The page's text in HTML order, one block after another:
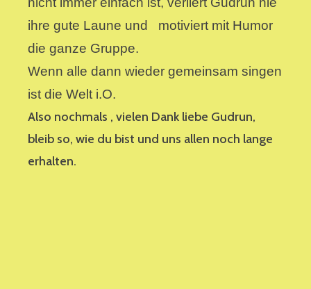
ihre gute Laune und motiviert mit Humor
die ganze Gruppe.
Wenn alle dann wieder gemeinsam singen
ist die Welt i.O.
Also nochmals , vielen Dank liebe Gudrun,
bleib so, wie du bist und uns allen noch lange
erhalten.